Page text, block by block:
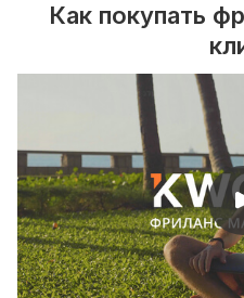
Как покупать